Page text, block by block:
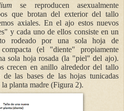
se reproducen asexualmente
que brotan del exterior del tallo
axiales. En el ajo estos nuevos
y cada uno de ellos consiste en un
rodeado por una sola hoja de
(el "diente" propiamente
sola hoja rosada (la "piel" del ajo).
crecen en anillo alrededor del tallo
de las bases de las hojas tunicadas
planta madre (Figura 2).